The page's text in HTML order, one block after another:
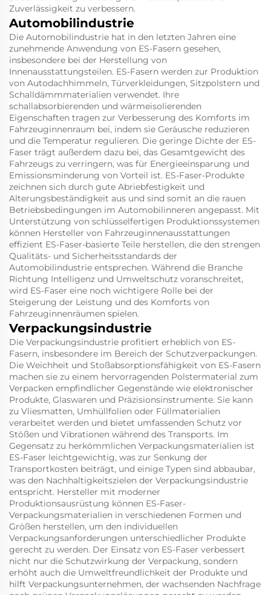
Zuverlässigkeit zu verbessern.
Automobilindustrie
Die Automobilindustrie hat in den letzten Jahren eine
zunehmende Anwendung von ES-Fasern gesehen,
insbesondere bei der Herstellung von
Innenausstattungsteilen. ES-Fasern werden zur Produktion
von Autodachhimmeln, Türverkleidungen, Sitzpolstern und
Schalldämmmaterialien verwendet. Ihre
schallabsorbierenden und wärmeisolierenden
Eigenschaften tragen zur Verbesserung des Komforts im
Fahrzeuginnenraum bei, indem sie Geräusche reduzieren
und die Temperatur regulieren. Die geringe Dichte der ES-
Faser trägt außerdem dazu bei, das Gesamtgewicht des
Fahrzeugs zu verringern, was für Energieeinsparung und
Emissionsminderung von Vorteil ist. ES-Faser-Produkte
zeichnen sich durch gute Abriebfestigkeit und
Alterungsbeständigkeit aus und sind somit an die rauen
Betriebsbedingungen im Automobilinneren angepasst. Mit
Unterstützung von schlüsselfertigen Produktionssystemen
können Hersteller von Fahrzeuginnenausstattungen
effizient ES-Faser-basierte Teile herstellen, die den strengen
Qualitäts- und Sicherheitsstandards der
Automobilindustrie entsprechen. Während die Branche
Richtung Intelligenz und Umweltschutz voranschreitet,
wird ES-Faser eine noch wichtigere Rolle bei der
Steigerung der Leistung und des Komforts von
Fahrzeuginnenräumen spielen.
Verpackungsindustrie
Die Verpackungsindustrie profitiert erheblich von ES-
Fasern, insbesondere im Bereich der Schutzverpackungen.
Die Weichheit und Stoßabsorptionsfähigkeit von ES-Fasern
machen sie zu einem hervorragenden Polstermaterial zum
Verpacken empfindlicher Gegenstände wie elektronischer
Produkte, Glaswaren und Präzisionsinstrumente. Sie kann
zu Vliesmatten, Umhüllfolien oder Füllmaterialien
verarbeitet werden und bietet umfassenden Schutz vor
Stößen und Vibrationen während des Transports. Im
Gegensatz zu herkömmlichen Verpackungsmaterialien ist
ES-Faser leichtgewichtig, was zur Senkung der
Transportkosten beiträgt, und einige Typen sind abbaubar,
was den Nachhaltigkeitszielen der Verpackungsindustrie
entspricht. Hersteller mit moderner
Produktionsausrüstung können ES-Faser-
Verpackungsmaterialien in verschiedenen Formen und
Größen herstellen, um den individuellen
Verpackungsanforderungen unterschiedlicher Produkte
gerecht zu werden. Der Einsatz von ES-Faser verbessert
nicht nur die Schutzwirkung der Verpackung, sondern
erhöht auch die Umweltfreundlichkeit der Produkte und
hilft Verpackungsunternehmen, der wachsenden Nachfrage